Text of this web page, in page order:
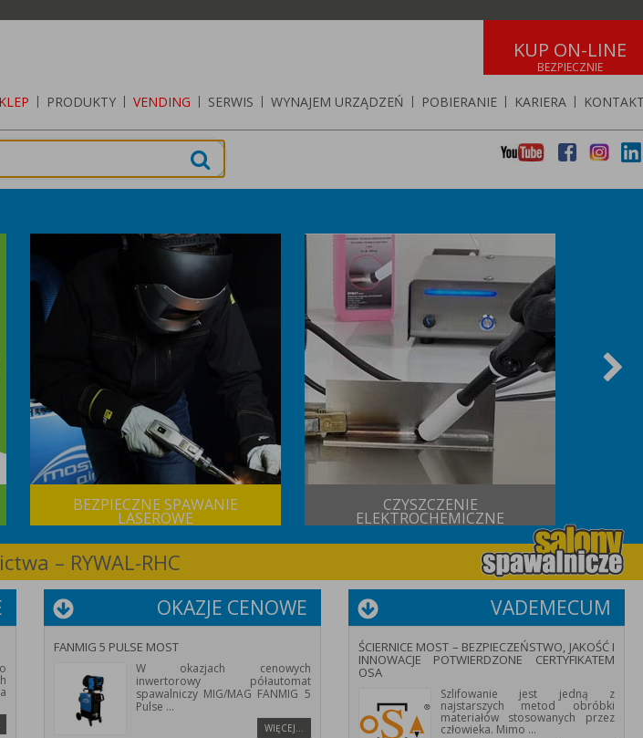
KUP ON-LINE
| PRODUKTY | VENDING | SERWIS | WYNAJEM URZĄDZEŃ | POBIERANIE | KARIERA |
BEZPIECZNE SPAWANIE
LASEROWE
CZYSZCZENIE
ELEKTROCHEMICZNE
– RYWAL-RHC
OKAZJE CENOWE
FANMIG 5 PULSE MOST
W okazjach cenowych
inwertorowy półautomat
spawalniczy MIG/MAG FANMIG 5
Pulse ...
WIĘCEJ…
VADEMECUM
ŚCIERNICE MOST – BEZPIECZEŃSTWO, JAKOŚĆ I
INNOWACJE POTWIERDZONE CERTYFIKATEM
OSA
Szlifowanie jest jedną z
najstarszych metod obróbki
materiałów stosowanych przez
człowieka. Mimo ...